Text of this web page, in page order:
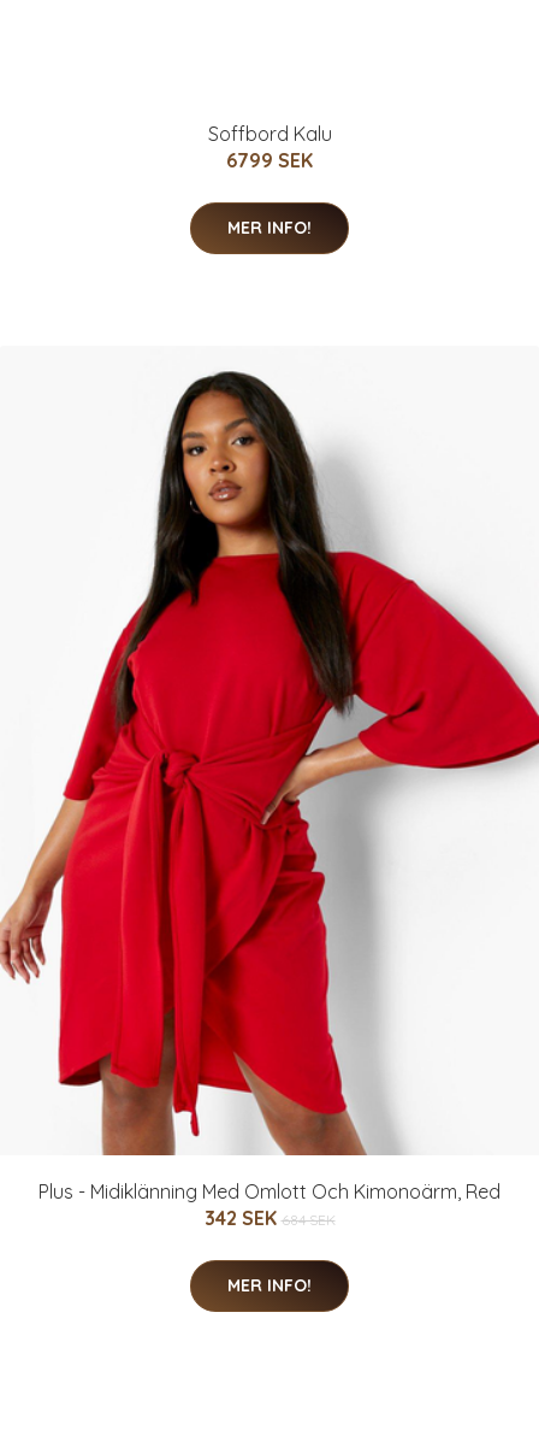
Soffbord Kalu
6799 SEK
MER INFO!
Plus - Midiklänning Med Omlott Och Kimonoärm, Red
342 SEK 684 SEK
MER INFO!